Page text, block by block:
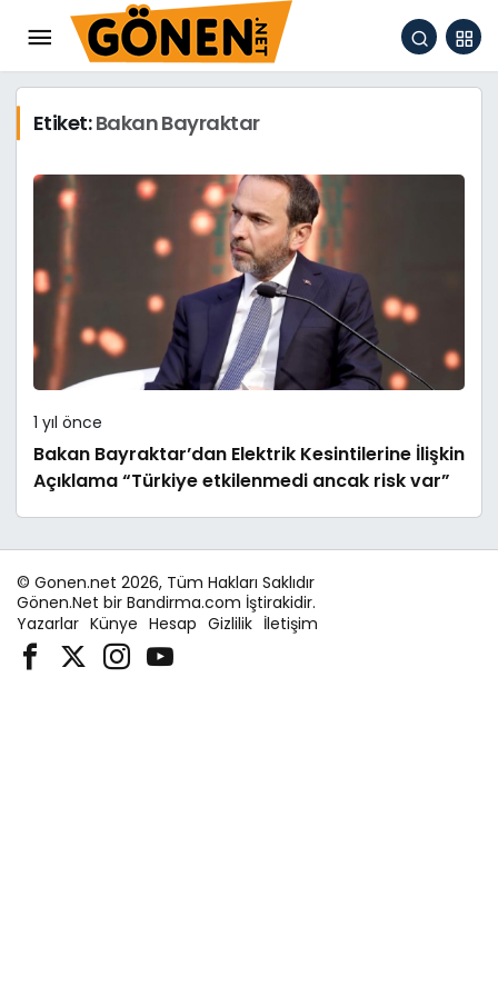
Etiket:Bakan Bayraktar
1 yıl önce
Bakan Bayraktar’dan Elektrik Kesintilerine İlişkin
Açıklama “Türkiye etkilenmedi ancak risk var”
© Gonen.net 2026, Tüm Hakları Saklıdır
Gönen.Net bir Bandirma.com İştirakidir.
Yazarlar Künye Hesap Gizlilik İletişim